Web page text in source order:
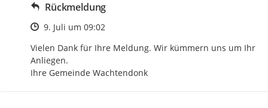
Rückmeldung
Zeitpunkt des Erstellens
9. Juli um 09:02
Vielen Dank für Ihre Meldung. Wir kümmern uns um Ihr
Anliegen.
Ihre Gemeinde Wachtendonk